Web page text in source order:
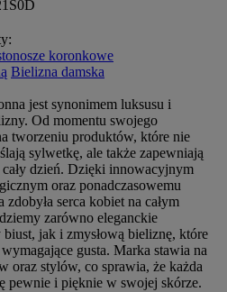
:
koronkowe
Bielizna damska
jest synonimem luksusu i
Od momentu swojego
tworzeniu produktów, które nie
sylwetkę, ale także zapewniają
dzień. Dzięki innowacyjnym
oraz ponadczasowemu
serca kobiet na całym
zarówno eleganckie
jak i zmysłową bieliznę, które
gusta. Marka stawia na
oraz stylów, co sprawia, że każda
pewnie i pięknie w swojej skórze.